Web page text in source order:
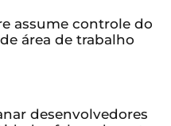
assume controle do
área de trabalho
desenvolvedores